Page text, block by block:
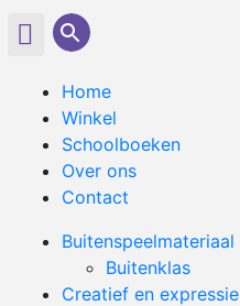
Home
Winkel
Schoolboeken
Over ons
Contact
Buitenspeelmateriaal
Buitenklas
Creatief en expressie